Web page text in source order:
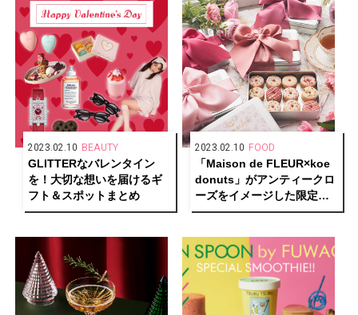
2023.02.10 BEAUTY
GLITTERなバレンタイン
を！大切な想いを届けるギ
フト＆スポットまとめ
2023.02.10 FOOD
「Maison de FLEUR×koe
donuts」がアンティークロ
ーズをイメージした限定ク
ッキー缶で初のコラボレー